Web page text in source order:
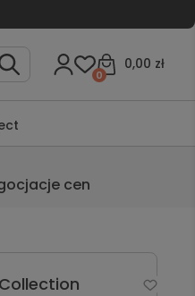
0,00 zł
0
cen